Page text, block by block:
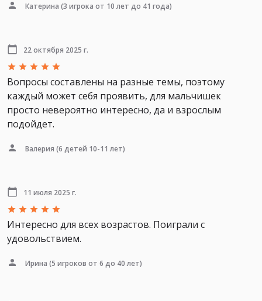
Катерина (3 игрока от 10 лет до 41 года)
22 октября 2025 г.
Вопросы составлены на разные темы, поэтому
каждый может себя проявить, для мальчишек
просто невероятно интересно, да и взрослым
подойдет.
Валерия (6 детей 10-11 лет)
11 июля 2025 г.
Интересно для всех возрастов. Поиграли с
удовольствием.
Ирина (5 игроков от 6 до 40 лет)